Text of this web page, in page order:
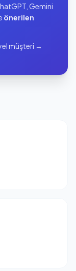
Gemini
önerilen
müşteri →